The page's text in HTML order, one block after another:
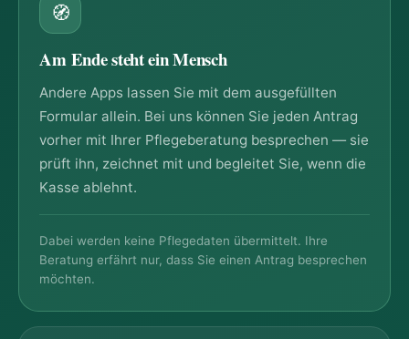
🧭
Am Ende steht ein Mensch
Andere Apps lassen Sie mit dem ausgefüllten
Formular allein. Bei uns können Sie jeden Antrag
vorher mit Ihrer Pflegeberatung besprechen — sie
prüft ihn, zeichnet mit und begleitet Sie, wenn die
Kasse ablehnt.
Dabei werden keine Pflegedaten übermittelt. Ihre
Beratung erfährt nur, dass Sie einen Antrag besprechen
möchten.